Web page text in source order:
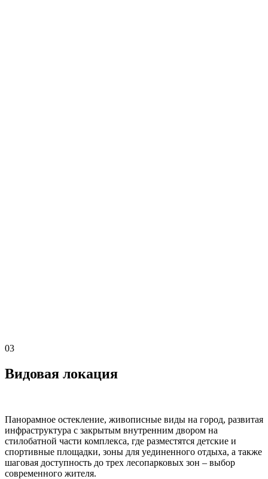
03
Видовая локация
Панорамное остекление, живописные виды на город, развитая
инфраструктура с закрытым внутренним двором на
стилобатной части комплекса, где разместятся детские и
спортивные площадки, зоны для уединенного отдыха, а также
шаговая доступность до трех лесопарковых зон – выбор
современного жителя.